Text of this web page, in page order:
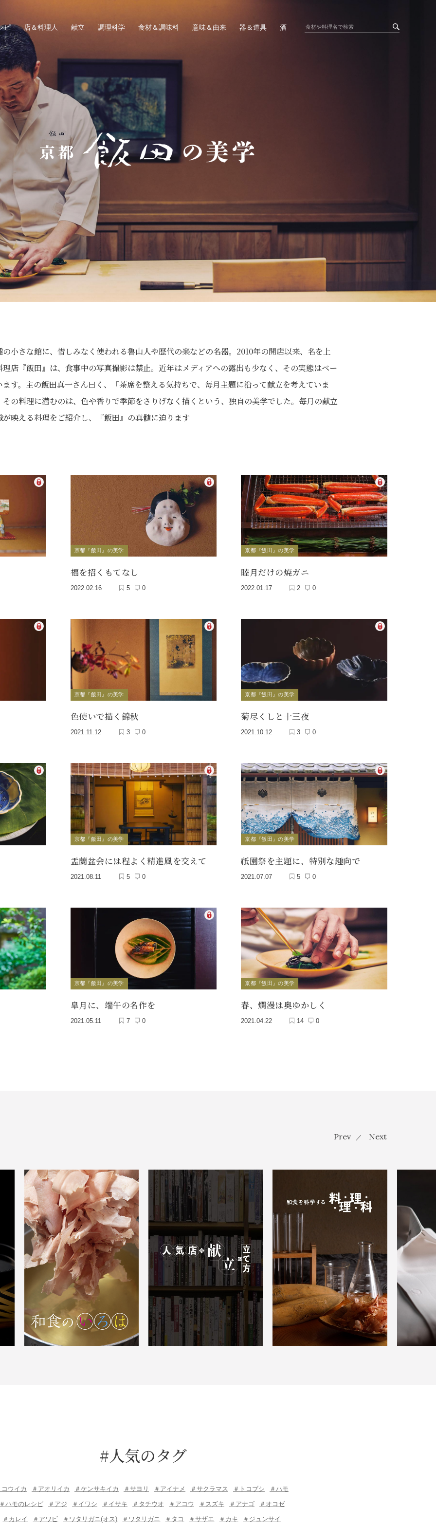
ピ 店＆料理人 献立 調理科学 食材＆調味料 意味＆由来 器＆道具 酒
小さな館に、惜しみなく使われる魯山人や歴代の楽などの名器。2010年の開店以来、名を上
店『飯田』は、食事中の写真撮影は禁止。近年はメディアへの露出も少なく、その実態はベー
す。主の飯田真一さん曰く、「茶席を整える気持ちで、毎月主題に沿って献立を考えていま
の料理に潜むのは、色や香りで季節をさりげなく描くという、独自の美学でした。毎月の献立
映える料理をご紹介し、『飯田』の真髄に迫ります
京都『飯田』の美学
福を招くもてなし
2022.02.16 5 0
京都『飯田』の美学
睦月だけの焼ガニ
2022.01.17 2 0
京都『飯田』の美学
色使いで描く錦秋
2021.11.12 3 0
京都『飯田』の美学
菊尽くしと十三夜
2021.10.12 3 0
京都『飯田』の美学
盂蘭盆会には程よく精進風を交えて
2021.08.11 5 0
京都『飯田』の美学
祇園祭を主題に、特別な趣向で
2021.07.07 5 0
京都『飯田』の美学
皐月に、端午の名作を
2021.05.11 7 0
京都『飯田』の美学
春、爛漫は奥ゆかしく
2021.04.22 14 0
Prev ／ Next
#人気のタグ
コウイカ ＃アオリイカ ＃ケンサキイカ ＃サヨリ ＃アイナメ ＃サクラマス ＃トコブシ ＃ハモ
ハモのレシピ ＃アジ ＃イワシ ＃イサキ ＃タチウオ ＃アコウ ＃スズキ ＃アナゴ ＃オコゼ
＃カレイ ＃アワビ ＃ワタリガニ(オス) ＃ワタリガニ ＃タコ ＃サザエ ＃カキ ＃ジュンサイ